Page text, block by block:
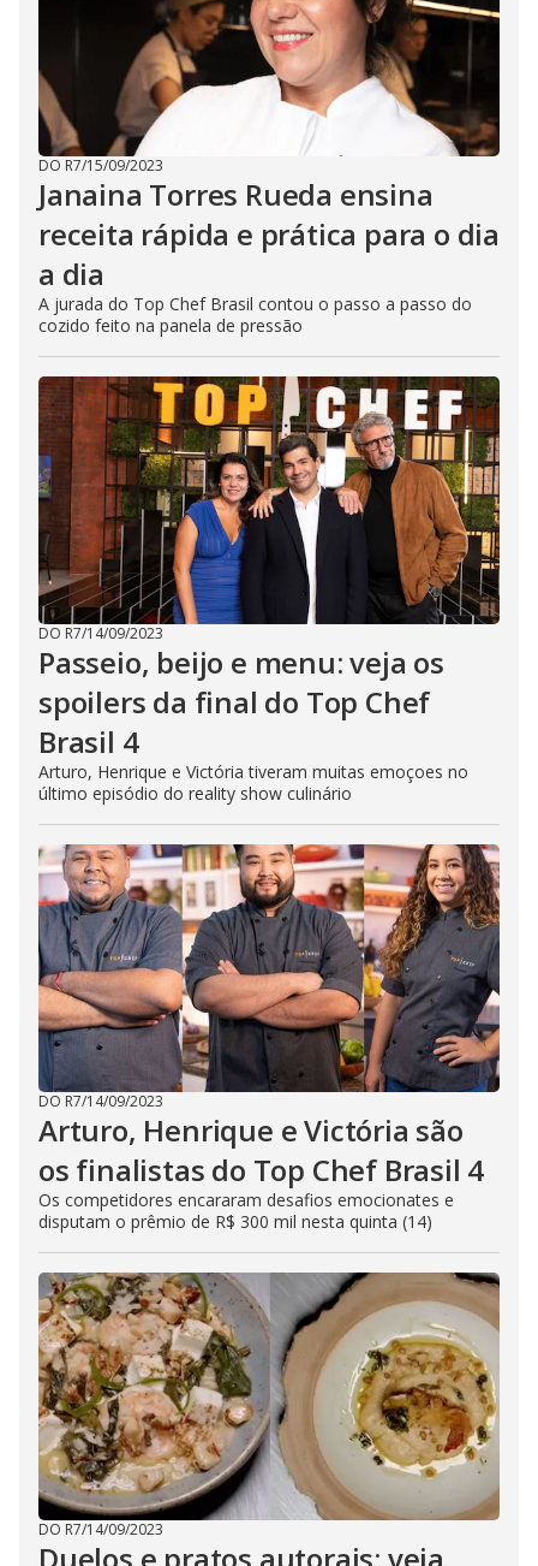
DO R7/15/09/2023
Janaina Torres Rueda ensina
receita rápida e prática para o dia
a dia
A jurada do Top Chef Brasil contou o passo a passo do
cozido feito na panela de pressão
DO R7/14/09/2023
Passeio, beijo e menu: veja os
spoilers da final do Top Chef
Brasil 4
Arturo, Henrique e Victória tiveram muitas emoçoes no
último episódio do reality show culinário
DO R7/14/09/2023
Arturo, Henrique e Victória são
os finalistas do Top Chef Brasil 4
Os competidores encararam desafios emocionates e
disputam o prêmio de R$ 300 mil nesta quinta (14)
DO R7/14/09/2023